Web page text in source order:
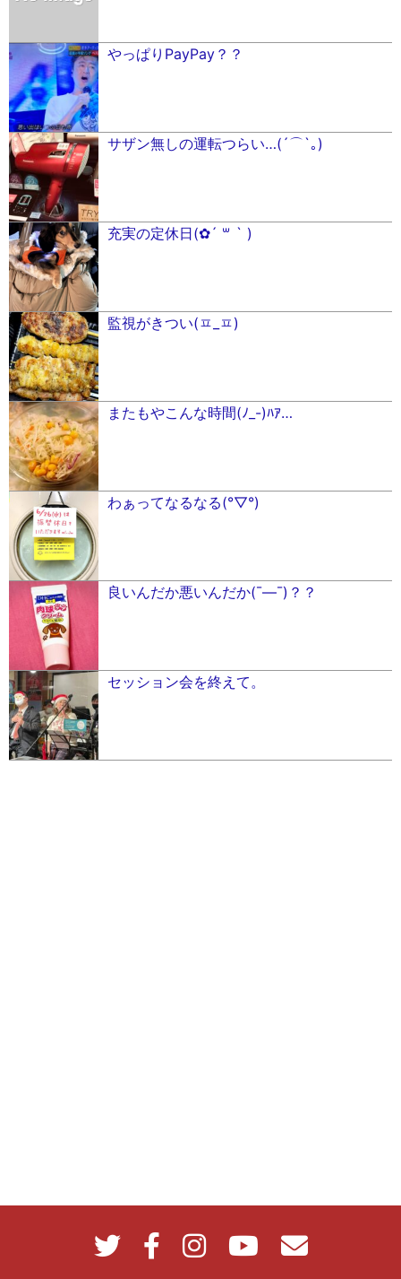
やっぱりPayPay？？
サザン無しの運転つらい…(´⌒︎`｡)
充実の定休日(✿´ ꒳ ` )
監視がきつい(ㅍ_ㅍ)
またもやこんな時間(ﾉ_-)ﾊｱ…
わぁってなるなる(°▽°)
良いんだか悪いんだか(¯―¯)？？
セッション会を終えて。